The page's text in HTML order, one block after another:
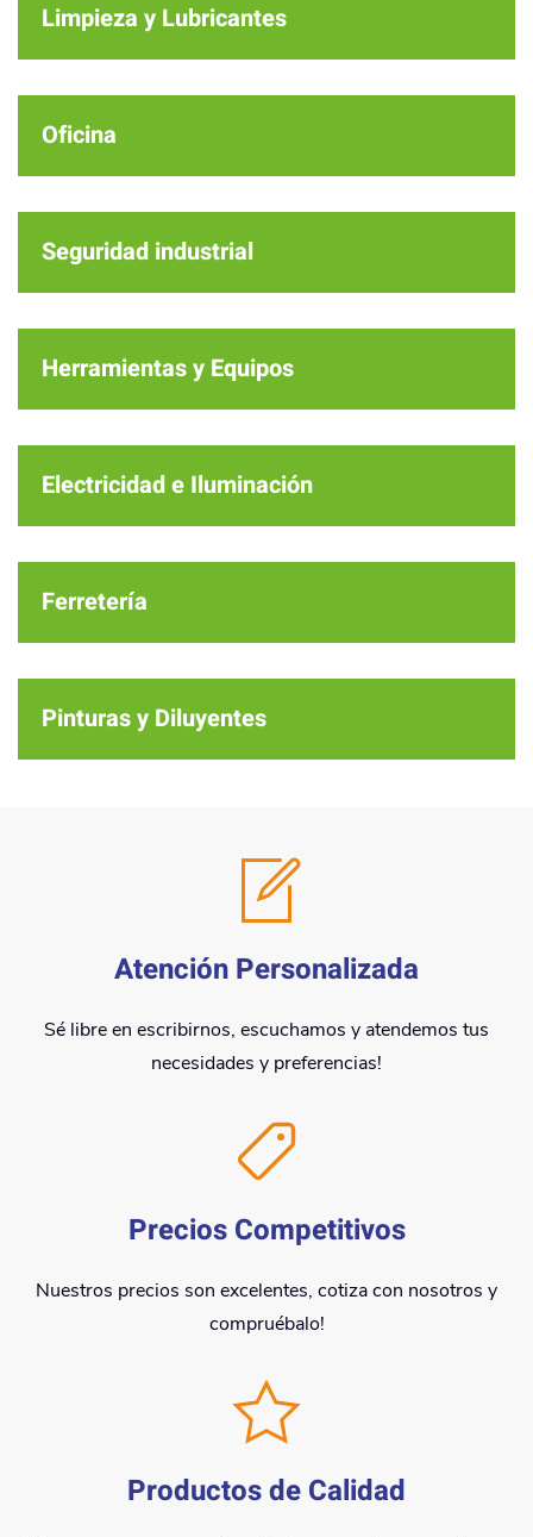
Limpieza y Lubricantes
Oficina
Seguridad industrial
Herramientas y Equipos
Electricidad e Iluminación
Ferretería
Pinturas y Diluyentes
Atención Personalizada
Sé libre en escribirnos, escuchamos y atendemos tus
necesidades y preferencias!
Precios Competitivos
Nuestros precios son excelentes, cotiza con nosotros y
compruébalo!
Productos de Calidad